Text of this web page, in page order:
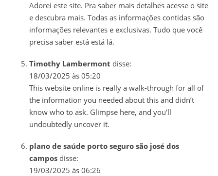
Adorei este site. Pra saber mais detalhes acesse o site
e descubra mais. Todas as informações contidas são
informações relevantes e exclusivas. Tudo que você
precisa saber está está lá.
Timothy Lambermont disse:
18/03/2025 às 05:20
This website online is really a walk-through for all of
the information you needed about this and didn’t
know who to ask. Glimpse here, and you’ll
undoubtedly uncover it.
plano de saúde porto seguro são josé dos
campos disse:
19/03/2025 às 06:26